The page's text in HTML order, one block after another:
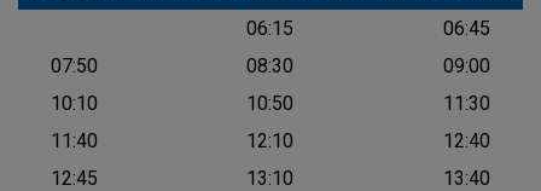
Passagem no Bairro Rodoviária
06:15
06:45
07:50
08:30
09:00
10:10
10:50
11:30
11:40
12:10
12:40
12:45
13:10
13:40